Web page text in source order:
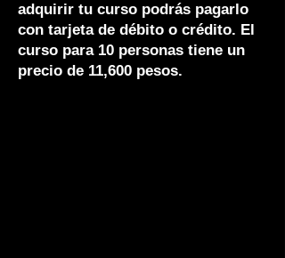
adquirir tu curso podrás pagarlo
con tarjeta de débito o crédito. El
curso para 10 personas tiene un
precio de 11,600 pesos.